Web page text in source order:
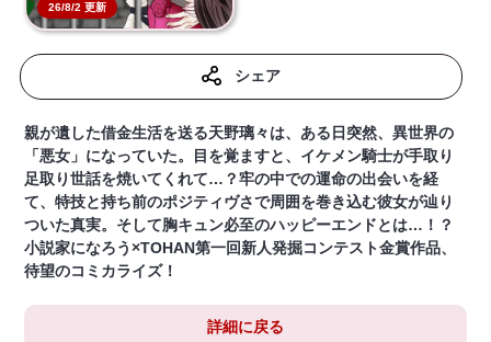
26/8/2 更新
シェア
親が遺した借金生活を送る天野璃々は、ある日突然、異世界の
「悪女」になっていた。目を覚ますと、イケメン騎士が手取り
足取り世話を焼いてくれて…？牢の中での運命の出会いを経
て、特技と持ち前のポジティヴさで周囲を巻き込む彼女が辿り
ついた真実。そして胸キュン必至のハッピーエンドとは…！？
小説家になろう×TOHAN第一回新人発掘コンテスト金賞作品、
待望のコミカライズ！
詳細に戻る